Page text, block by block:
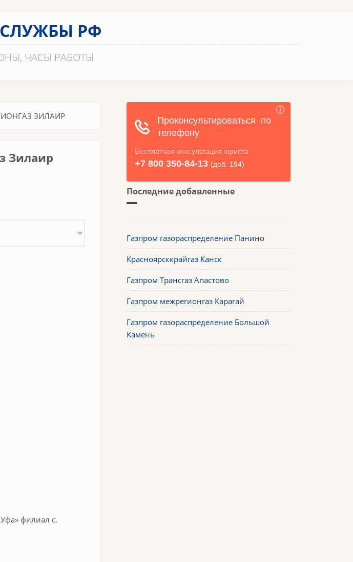
РФ
ЧАСЫ РАБОТЫ
ЗИЛАИР
Зилаир
филиал с.
Последние добавленные
Газпром газораспределение Панино
Красноярсккрайгаз Канск
Газпром Трансгаз Апастово
Газпром межрегионгаз Карагай
Газпром газораспределение Большой
Камень